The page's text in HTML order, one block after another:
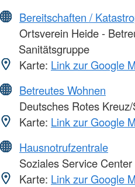
Bereitschaften /
Ortsverein Heide -
Sanitätsgruppe
Karte: Link zur Google
Betreutes Wohnen
Deutsches Rotes
Karte: Link zur Google
Hausnotrufzentrale
Soziales Service Center
Karte: Link zur Google